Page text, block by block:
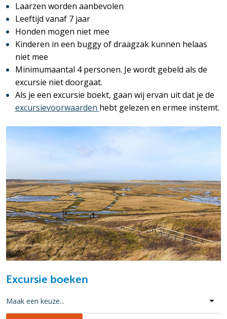
Laarzen worden aanbevolen
Leeftijd vanaf 7 jaar
Honden mogen niet mee
Kinderen in een buggy of draagzak kunnen helaas
niet mee
Minimumaantal 4 personen. Je wordt gebeld als de
excursie niet doorgaat.
Als je een excursie boekt, gaan wij ervan uit dat je de
excursievoorwaarden hebt gelezen en ermee instemt.
Excursie boeken